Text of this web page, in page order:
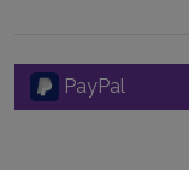
PayPal